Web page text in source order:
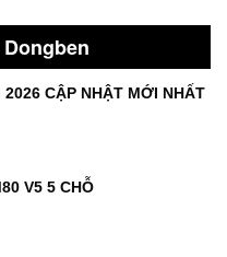
2026 CẬP NHẬT MỚI NHẤT
V5 5 CHỖ